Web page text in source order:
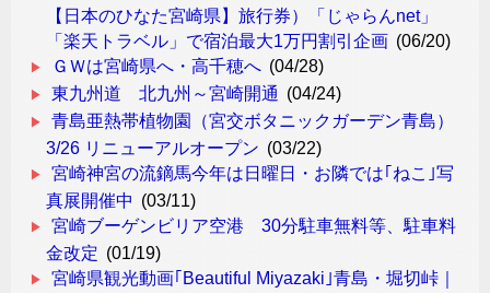
【日本のひなた宮崎県】旅行券）「じゃらんnet」
「楽天トラベル」で宿泊最大1万円割引企画 (06/20)
ＧＷは宮崎県へ・高千穂へ (04/28)
東九州道 北九州～宮崎開通 (04/24)
青島亜熱帯植物園（宮交ボタニックガーデン青島）
3/26 リニューアルオープン (03/22)
宮崎神宮の流鏑馬今年は日曜日・お隣では｢ねこ｣写
真展開催中 (03/11)
宮崎ブーゲンビリア空港 30分駐車無料等、駐車料
金改定 (01/19)
宮崎県観光動画｢Beautiful Miyazaki｣青島・堀切峠｜